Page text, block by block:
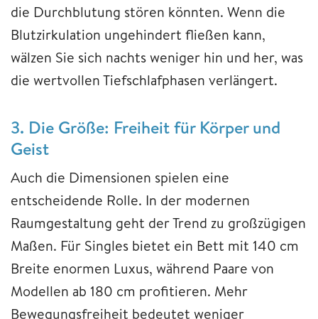
die Durchblutung stören könnten. Wenn die
Blutzirkulation ungehindert fließen kann,
wälzen Sie sich nachts weniger hin und her, was
die wertvollen Tiefschlafphasen verlängert.
3. Die Größe: Freiheit für Körper und
Geist
Auch die Dimensionen spielen eine
entscheidende Rolle. In der modernen
Raumgestaltung geht der Trend zu großzügigen
Maßen. Für Singles bietet ein Bett mit 140 cm
Breite enormen Luxus, während Paare von
Modellen ab 180 cm profitieren. Mehr
Bewegungsfreiheit bedeutet weniger